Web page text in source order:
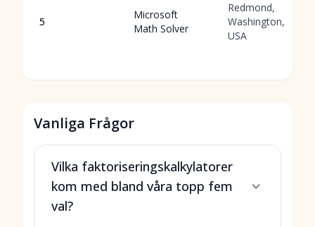
5
Microsoft
Math Solver
Redmond,
Washington,
USA
Vanliga Frågor
Vilka faktoriseringskalkylatorer
kom med bland våra topp fem
val?